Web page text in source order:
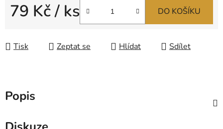
79 Kč/ ks DO KOŠÍKU
Tisk Zeptat se Hlídat Sdílet
Popis